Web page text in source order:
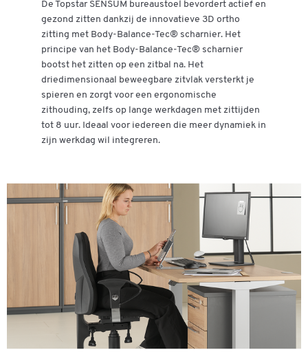
Aanbevolen zittijd: tot 8 uur
Belastbaar tot 110 kg
Bekleding: stof
Materiaal onderstel: staal
Kleur frame: chroom zilver
Gedemonteerde levering
GS certificaat
Kwaliteit: Gemaakt in Duitsland
Garantie: 3 jaar
Zitdiepteverstelling nee
Zithoogte (mm) (van)
Zithoogte tot (mm) 560
Zitkuipvorm/bekleding orthozitting
Zitmechanisme synchroonmechaniek
Zitneigingverstelling
Kleur zwart/zwart
De Topstar SENSUM bureaustoel bevordert actief en
gezond zitten dankzij de innovatieve 3D ortho
zitting met Body-Balance-Tec® scharnier. Het
principe van het Body-Balance-Tec® scharnier
bootst het zitten op een zitbal na. Het
driedimensionaal beweegbare zitvlak versterkt je
spieren en zorgt voor een ergonomische
zithouding, zelfs op lange werkdagen met zittijden
tot 8 uur. Ideaal voor iedereen die meer dynamiek in
zijn werkdag wil integreren.